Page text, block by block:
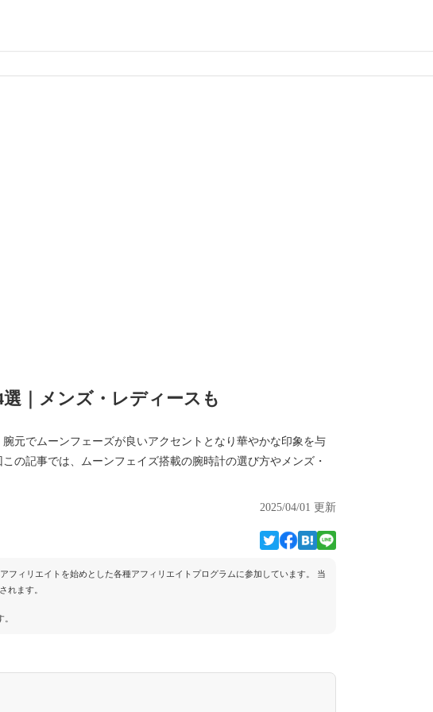
｜メンズ・レディースも
元でムーンフェーズが良いアクセントとなり華やかな印象を与
の記事では、ムーンフェイズ搭載の腕時計の選び方やメンズ・
2025/04/01 更新
フィリエイトを始めとした各種アフィリエイトプログラムに参加しています。 当
れます。